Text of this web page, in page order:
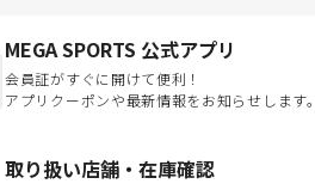
MEGA SPORTS 公式アプリ
会員証がすぐに開けて便利！
アプリクーポンや最新情報をお知らせします。
取り扱い店舗・在庫確認